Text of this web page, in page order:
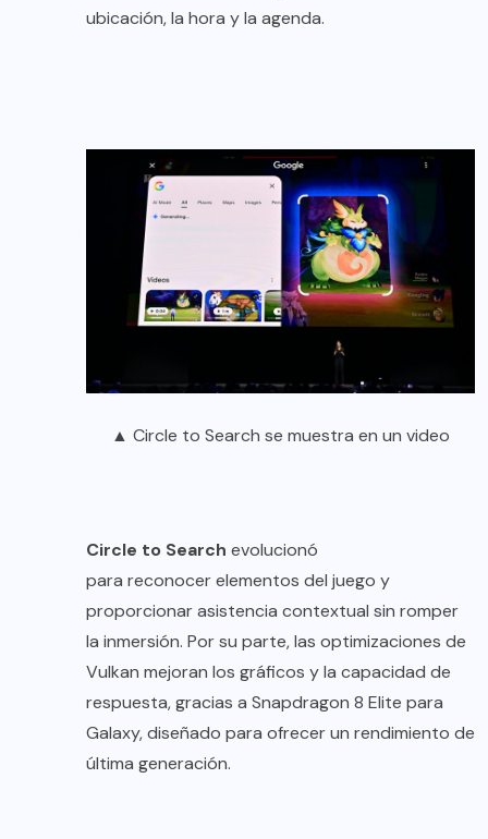
ubicación, la hora y la agenda.
▲ Circle to Search se muestra en un video
Circle to Search evolucionó
para reconocer elementos del juego y
proporcionar asistencia contextual sin romper
la inmersión. Por su parte, las optimizaciones de
Vulkan mejoran los gráficos y la capacidad de
respuesta, gracias a Snapdragon 8 Elite para
Galaxy, diseñado para ofrecer un rendimiento de
última generación.